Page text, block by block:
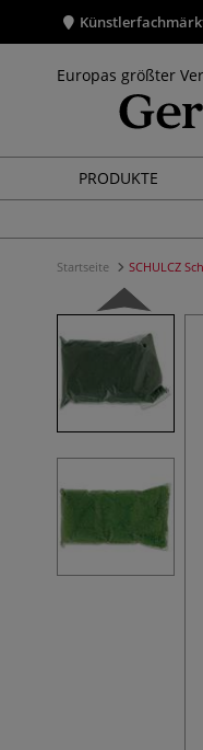
Europas größter
PRODUKTE
Startseite SCHULCZ